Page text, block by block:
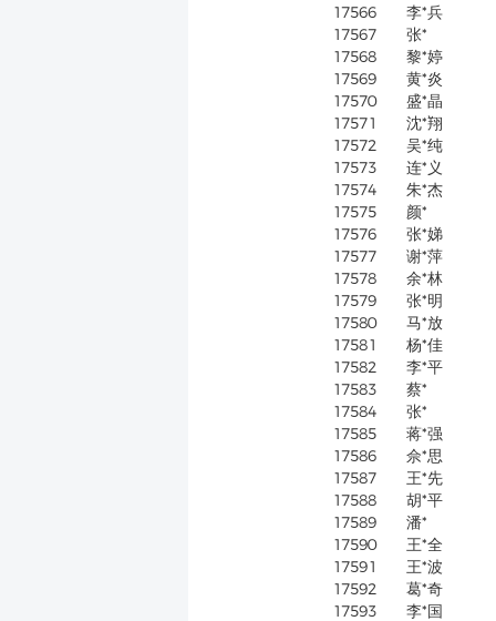
17566
李*兵
17567
张*
17568
黎*婷
17569
黄*炎
17570
盛*晶
17571
沈*翔
17572
吴*纯
17573
连*义
17574
朱*杰
17575
颜*
17576
张*娣
17577
谢*萍
17578
余*林
17579
张*明
17580
马*放
17581
杨*佳
17582
李*平
17583
蔡*
17584
张*
17585
蒋*强
17586
佘*思
17587
王*先
17588
胡*平
17589
潘*
17590
王*全
17591
王*波
17592
葛*奇
17593
李*国